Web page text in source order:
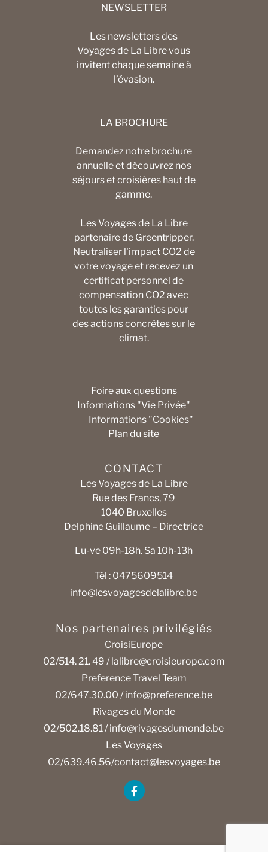
CONTACT
Les Voyages de La Libre
Rue des Francs, 79
1040 Bruxelles
Delphine Guillaume – Directrice
Lu-ve 09h-18h. Sa 10h-13h
Tél : 0475609514
info@lesvoyagesdelalibre.be
Nos partenaires privilégiés
CroisiEurope
02/514. 21. 49 / lalibre@croisieurope.com
Preference Travel Team
02/647.30.00 /info@preference.be
Rivages du Monde
02/502.18.81 /info@rivagesdumonde.be
Les Voyages
02/639.46.56/contact@lesvoyages.be
NEWSLETTER
Les newsletters des
Voyages de La Libre vous
invitent chaque semaine à
l’évasion.
LA BROCHURE
Demandez notre brochure
annuelle et découvrez nos
séjours et croisières haut de
gamme.
Les Voyages de La Libre
partenaire de Greentripper.
Neutraliser l'impact CO2 de
votre voyage et recevez un
certificat personnel de
compensation CO2 avec
toutes les garanties pour
des actions concrètes sur le
climat.
Foire aux questions
Informations "Vie Privée"
Informations "Cookies"
Plan du site